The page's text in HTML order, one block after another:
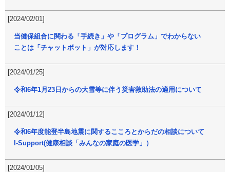
[2024/02/01]
当健保組合に関わる「手続き」や「プログラム」でわからない
ことは「チャットボット」が対応します！
[2024/01/25]
令和6年1月23日からの大雪等に伴う災害救助法の適用について
[2024/01/12]
令和6年度能登半島地震に関するこころとからだの相談について
I-Support(健康相談「みんなの家庭の医学」）
[2024/01/05]